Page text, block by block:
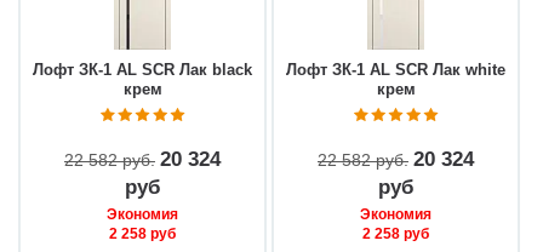
Лофт ЗК-1 AL SCR Лак black
крем
22 582 руб 20 324
руб
Экономия
2 258 руб
Лофт ЗК-1 AL SCR Лак white
крем
22 582 руб 20 324
руб
Экономия
2 258 руб